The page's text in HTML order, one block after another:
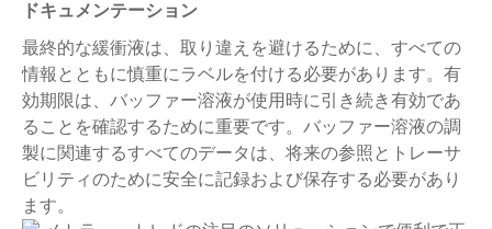
ドキュメンテーション
最終的な緩衝液は、取り違えを避けるために、すべての
情報とともに慎重にラベルを付ける必要があります。有
効期限は、バッファー溶液が使用時に引き続き有効であ
ることを確認するために重要です。バッファー溶液の調
製に関連するすべてのデータは、将来の参照とトレーサ
ビリティのために安全に記録および保存する必要があり
ます。